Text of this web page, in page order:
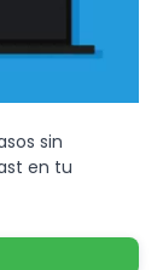
sin
en tu